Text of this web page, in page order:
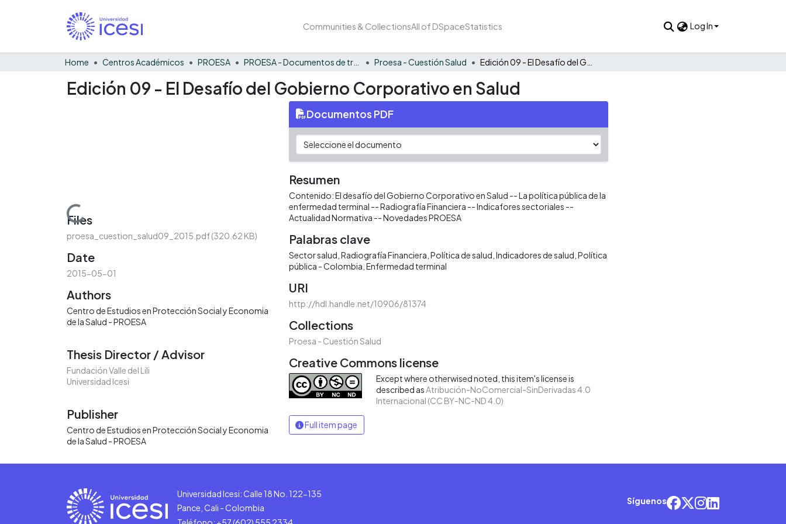
Communities & CollectionsAll of DSpaceStatistics Log In
Home Centros Académicos PROESA Proesa - Cuestión Salud
Edición 09 - El Desafío del Gobierno Corporativo en Salud
Loading...
Files
proesa_cuestion_salud09_2015.pdf(320.62 KB)
Date
2015-05-01
Authors
Centro de Estudios en Protección Social y Economia
de la Salud - PROESA
Thesis Director / Advisor
Fundación Valle del Lili
Universidad Icesi
Publisher
Centro de Estudios en Protección Social y Economia
de la Salud - PROESA
Documentos PDF
Resumen
Contenido: El desafío del Gobierno Corporativo en Salud -- La política pública de la
enfermedad terminal -- Radiografía Financiera -- Indicafores sectoriales --
Actualidad Normativa -- Novedades PROESA
Palabras clave
Sector salud Radiografía Financiera Política de salud Indicadores de salud Política
pública - Colombia Enfermedad terminal
URI
http://hdl.handle.net/10906/81374
Collections
Proesa - Cuestión Salud
Creative Commons license
Except where otherwised noted, this item's license is
described as Atribución-NoComercial-SinDerivadas 4.0
Internacional (CC BY-NC-ND 4.0)
Full item page
Universidad Icesi: Calle 18 No. 122-135
Pance, Cali - Colombia
Síguenos